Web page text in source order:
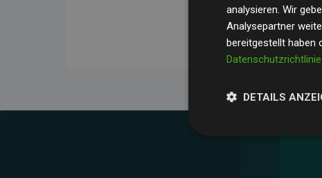
Websites kompensieren
unseres Ansatzes.
analysieren. Wir
Analysepartner
bereitgestellt haben
Datenschutzrichtlinie
DETAILS